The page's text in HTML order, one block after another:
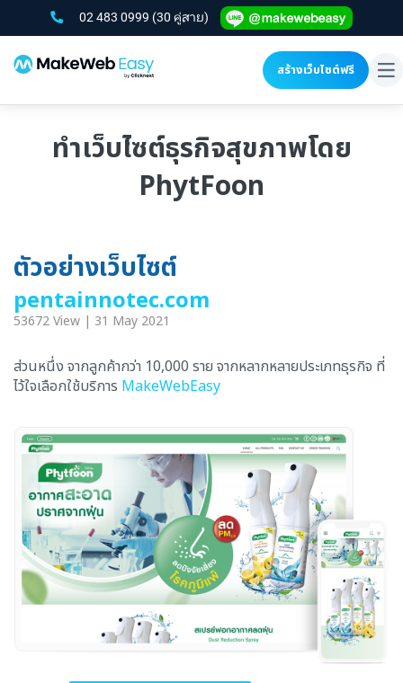
02 483 0999 (30 คู่สาย)
สร้างเว็บไซต์ฟรี
ทำเว็บไซต์ธุรกิจสุขภาพโดย
PhytFoon
ตัวอย่างเว็บไซต์
pentainnotec.com
53672 View | 31 May 2021
ส่วนหนึ่ง จากลูกค้ากว่า 10,000 ราย จากหลากหลายประเภทธุรกิจ ที่
ไว้ใจเลือกใช้บริการ MakeWebEasy